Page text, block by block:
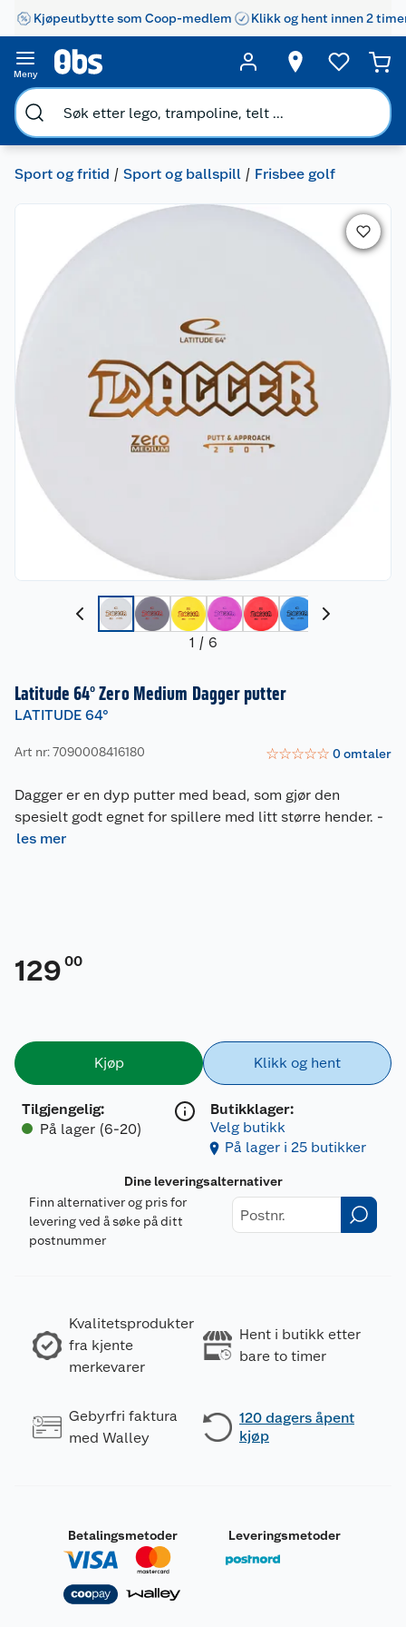
Kjøpeutbytte som Coop-medlem Klikk og hent innen 2
Meny
Sport og fritid Sport og ballspill Frisbee golf
1 / 6
Latitude 64° Zero Medium Dagger putter
LATITUDE 64°
Art nr: 7090008416180 ☆☆☆☆☆ 0omtaler
Dagger er en dyp putter med bead, som gjør den
spesielt godt egnet for spillere med litt større hender. -
les mer
129 00
Kjøp
Tilgjengelig:
På lager (6-20)
Klikk og hent
Butikklager:
Velg butikk
På lager i 25 butikker
Dine leveringsalternativer
Finn alternativer og pris for
levering ved å søke på ditt
postnummer
Kvalitetsprodukter
fra kjente
merkevarer
Hent i butikk etter
bare to timer
Gebyrfri faktura
med Walley
120 dagers åpent
kjøp
Betalingsmetoder Leveringsmetoder